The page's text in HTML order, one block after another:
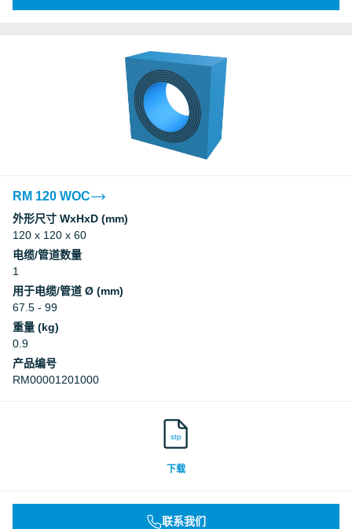
RM 120 WOC
外形尺寸 WxHxD (mm)
120 x 120 x 60
电缆/管道数量
1
用于电缆/管道 Ø (mm)
67.5 - 99
重量 (kg)
0.9
产品编号
RM00001201000
stp
下载
联系我们